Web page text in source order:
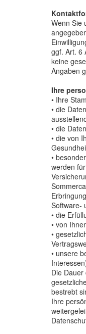
Wenn Sie
ggf. Art. 6
keine
Angaben
Ihre
• Ihre
• die
• die
• die von
•
werden
Software-
• die
• von
•
• unsere
Die
bestrebt
Ihre